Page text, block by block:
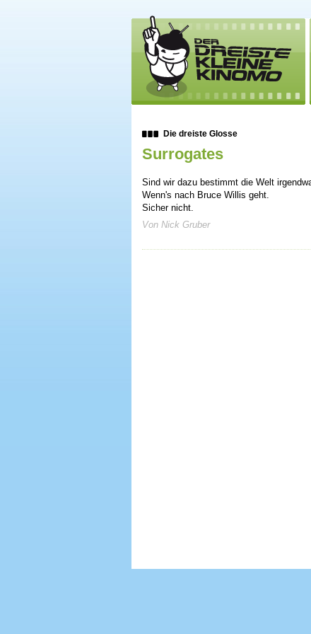
Die dreiste Glosse
Surrogates
Sind wir dazu bestimmt die Welt
Wenn's nach Bruce Willis geht.
Sicher nicht.
Von Nick Gruber